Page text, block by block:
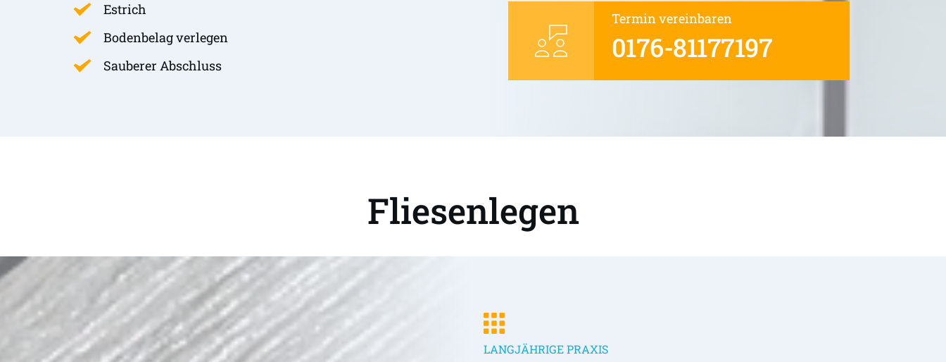
Estrich
Bodenbelag verlegen
Sauberer Abschluss
Termin vereinbaren
0176-81177197
Fliesenlegen
LANGJÄHRIGE PRAXIS